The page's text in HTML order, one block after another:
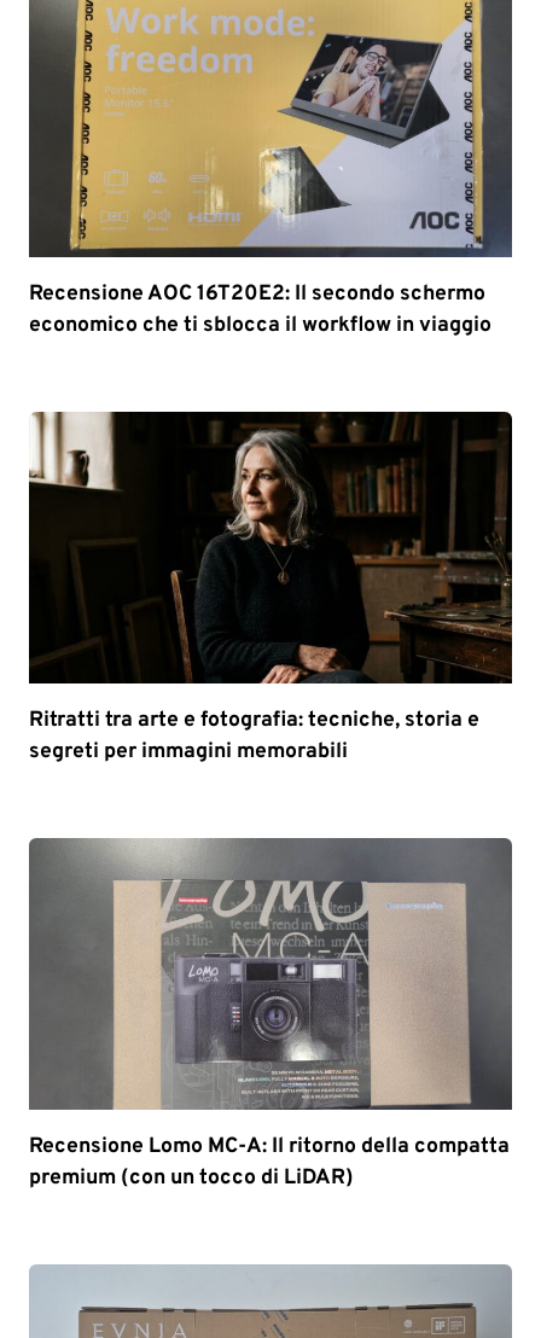
Recensione AOC 16T20E2: Il secondo schermo
economico che ti sblocca il workflow in viaggio
Ritratti tra arte e fotografia: tecniche, storia e
segreti per immagini memorabili
Recensione Lomo MC-A: Il ritorno della compatta
premium (con un tocco di LiDAR)